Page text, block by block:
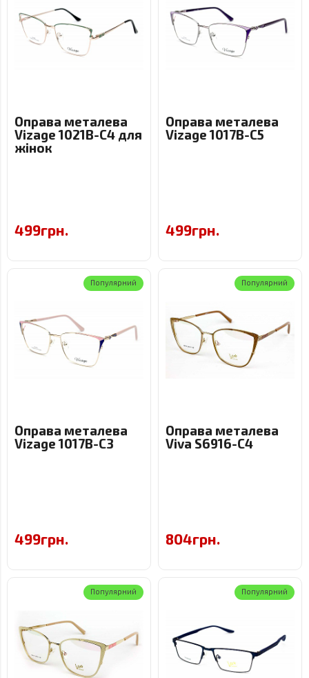
Оправа металева
Vizage 1021B-C4 для
жінок
499грн.
Оправа металева
Vizage 1017B-C5
499грн.
Популярний
Оправа металева
Vizage 1017B-C3
499грн.
Популярний
Оправа металева
Viva S6916-C4
804грн.
Популярний Популярний